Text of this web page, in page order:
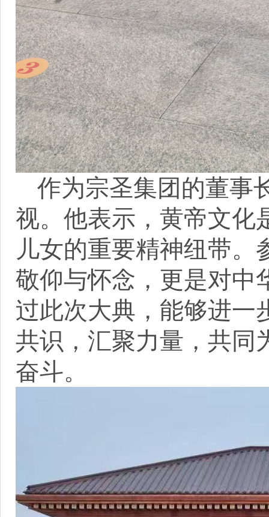
作为宗圣集团的董事
视。他表示，黄帝文化
儿女的重要精神纽带
敬仰与怀念，更是对中
过此次大典，能够进一
共识，汇聚力量，共同
奋斗。